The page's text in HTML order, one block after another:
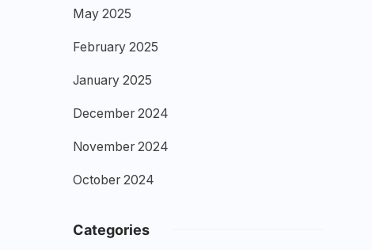
May 2025
February 2025
January 2025
December 2024
November 2024
October 2024
Categories